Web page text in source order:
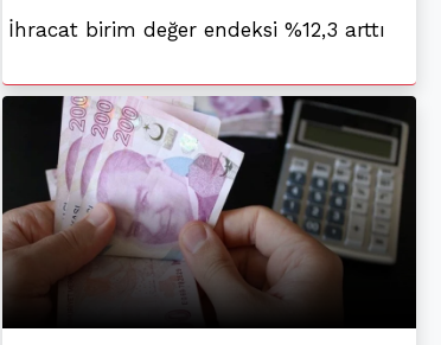
İhracat birim değer endeksi %12,3 arttı